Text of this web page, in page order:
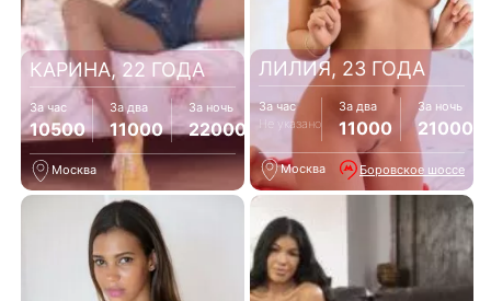
КАРИНА, 22 ГОДА
За час
10500
За два
11000
За ночь
22000
Москва
ЛИЛИЯ, 23 ГОДА
За час
Не указано
За два
11000
За ночь
21000
Москва Боровское шоссе